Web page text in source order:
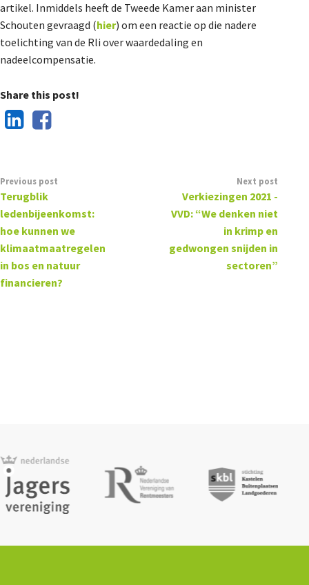
artikel. Inmiddels heeft de Tweede Kamer aan minister
Schouten gevraagd (hier) om een reactie op die nadere
toelichting van de Rli over waardedaling en
nadeelcompensatie.
Share this post!
Previous post
Terugblik
ledenbijeenkomst:
hoe kunnen we
klimaatmaatregelen
in bos en natuur
financieren?
Next post
Verkiezingen 2021 -
VVD: “We denken niet
in krimp en
gedwongen snijden in
sectoren”